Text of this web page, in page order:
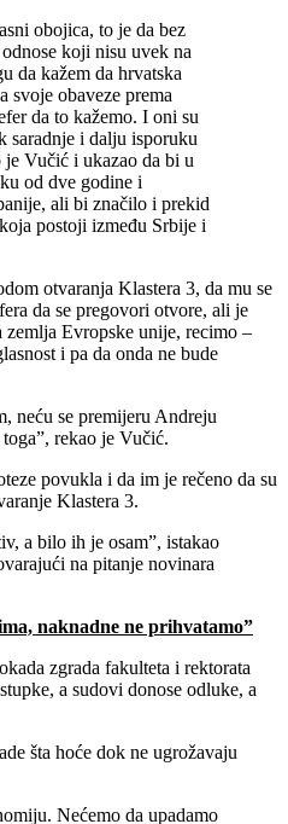
obojica, to je da bez
koji nisu uvek na
da kažem da hrvatska
svoje obaveze prema
da to kažemo. I oni su
saradnje i dalju isporuku
Vučić i ukazao da bi u
od dve godine i
ali bi značilo i prekid
postoji između Srbije i
otvaranja Klastera 3, da mu se
da se pregovori otvore, ali je
Evropske unije, recimo –
i pa da onda ne bude
neću se premijeru Andreju
rekao je Vučić.
povukla i da im je rečeno da su
Klastera 3.
a bilo ih je osam”, istakao
na pitanje novinara
naknadne ne prihvatamo”
zgrada fakulteta i rektorata
a sudovi donose odluke, a
šta hoće dok ne ugrožavaju
Nećemo da upadamo